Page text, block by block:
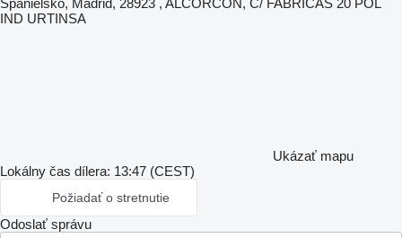
Španielsko, Madrid, 28923 , ALCORCON, C/ FABRICAS 20 POL
IND URTINSA
Ukázať mapu
Lokálny čas dílera: 13:47 (CEST)
Požiadať o stretnutie
Odoslať správu